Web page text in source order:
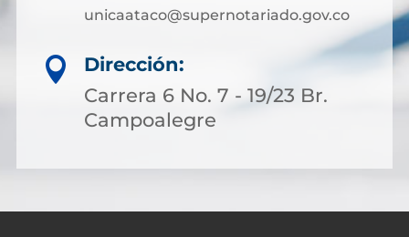
unicaataco@supernotariado.gov.co

Dirección:
Carrera 6 No. 7 - 19/23 Br.
Campoalegre